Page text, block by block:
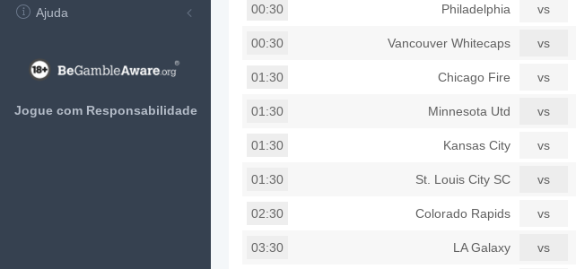
Ajuda
Jogue com Responsabilidade
00:30 Philadelphia vs
00:30 Vancouver Whitecaps vs
01:30 Chicago Fire vs
01:30 Minnesota Utd vs
01:30 Kansas City vs
01:30 St. Louis City SC vs
02:30 Colorado Rapids vs
03:30 LA Galaxy vs